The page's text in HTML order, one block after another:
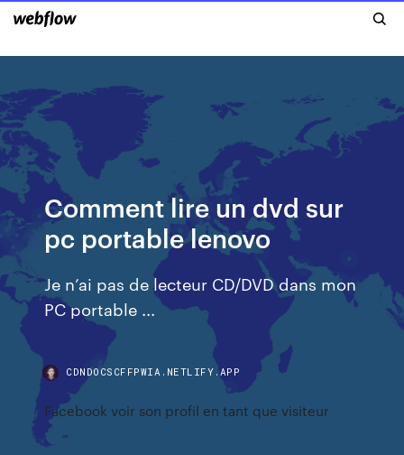
Comment lire un dvd sur
pc portable lenovo
Je n’ai pas de lecteur CD/DVD dans mon
PC portable ...
CDNDOCSCFFPWIA.NETLIFY.APP
Facebook voir son profil en tant que visiteur